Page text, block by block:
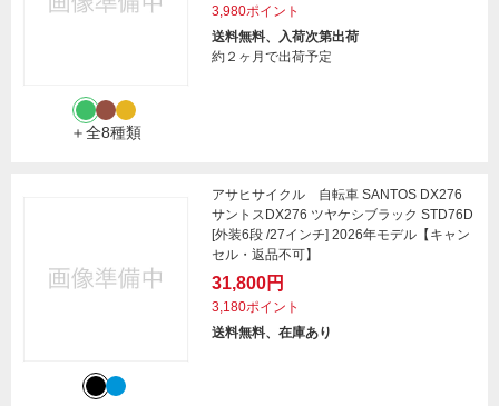
＋全8種類
3,980ポイント
送料無料、入荷次第出荷
約２ヶ月で出荷予定
アサヒサイクル 自転車 SANTOS DX276
サントスDX276 ツヤケシブラック STD76D
[外装6段 /27インチ] 2026年モデル【キャン
セル・返品不可】
31,800円
3,180ポイント
送料無料、在庫あり